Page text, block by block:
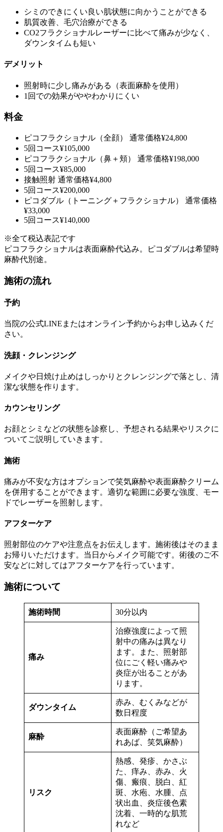
シミのできにくい良い肌状態に向かうことができる
肌質改善、毛穴治療ができる
CO2フラクショナルレーザーに比べて痛みが少なく、
ダウンタイムも短い
デメリット
照射時に少し痛みがある（表面麻酔を使用）
1回での効果がややわかりにくい
料金
ピコフラクショナル（全顔） 通常価格¥24,800
5回コース¥105,000
ピコフラクショナル（鼻＋頬）
通常価格¥198,000
5回コース¥85,000
接触照射 通常価格¥4,800
5回コース¥200,000
ピコダブル（トーニング＋フラクショナル）
通常価格
¥33,000
5回コース¥140,000
※全て税込表記です
ピコフラクショナルは表面麻酔代込み。ピコダブルは希望時
麻酔代別途。
施術の流れ
予約
当院の公式LINEまたはオンライン予約からお申し込みくだ
さい。
洗顔・クレンジング
メイクや日焼け止めはしっかりとクレンジングで落とし、清
潔な状態を作ります。
カウンセリング
お顔とシミなどの状態を診察し、予想される結果やリスクに
ついてご説明していきます。
施術
痛みが不安な方はオプションで笑気麻酔や表面麻酔クリーム
を併用することができます。適切な範囲に必要な強度、モー
ドでレーザーを照射します。
アフターケア
照射部位のケアや注意点をお伝えします。施術後はそのまま
お帰りいただけます。当日からメイク可能です。術後のご不
安などに対してはアフターケアを行っています。
施術について
施術時間 30分以内
痛み
治療強度によって照
射中の痛みは異なり
ます。また、照射部
位にごく軽い痛みや
炎症が出ることがあ
ります。
ダウンタイム
赤み、むくみなどが
数日程度
麻酔
表面麻酔（ご希望あ
れあば、笑気麻酔）
リスク
熱感、発疹、かさぶ
た、痒み、赤み、火
傷、瘢痕、脱白、紅
斑、水疱、水腫、点
状出血、炎症後色素
沈着、一時的な肌荒
れなど